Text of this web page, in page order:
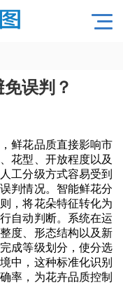
误判？
鲜花品质直接影响市
花型、开放程度以及
工分级方式容易受到
判情况。智能鲜花分
，将花朵特征转化为
自动判断。系统在运
度、形态结构以及新
成等级划分，使分选
中，这种标准化识别
率，为花卉品质控制